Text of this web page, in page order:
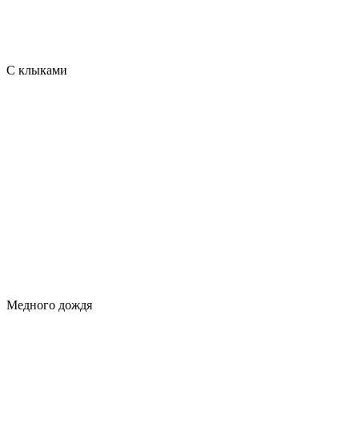
С клыками
Медного дождя